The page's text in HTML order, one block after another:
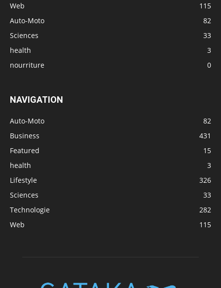
Web
115
Auto-Moto
82
Sciences
33
health
3
nourriture
0
NAVIGATION
Auto-Moto
82
Business
431
Featured
15
health
3
Lifestyle
326
Sciences
33
Technologie
282
Web
115